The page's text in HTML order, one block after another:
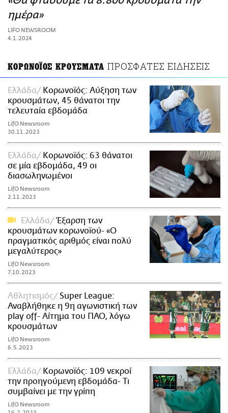
ΑΜΠΑ
PRINT
ημέρα»
LIFO NEWSROOM
4.1.2024
ΚΟΡΩΝΟΪΟΣ ΚΡΟΥΣΜΑΤΑ ΠΡΟΣΦΑΤΕΣ ΕΙΔΗΣΕΙΣ
Ελλάδα
Κορωνοϊός: Αύξηση των
κρουσμάτων, 45 θάνατοι την
τελευταία εβδομάδα
LifO Newsroom
30.11.2023
Ελλάδα
Κορωνοϊός: 63 θάνατοι
σε μία εβδομάδα, 49 οι
διασωληνωμένοι
LifO Newsroom
2.11.2023
Ελλάδα
Έξαρση των
κρουσμάτων κορωνοϊού- «Ο
πραγματικός αριθμός είναι πολύ
μεγαλύτερος»
LifO Newsroom
7.10.2023
Αθλητισμός
Super League:
Αναβλήθηκε η 9η αγωνιστική των
play off- Αίτημα του ΠΑΟ, λόγω
κρουσμάτων
LifO Newsroom
6.5.2023
Ελλάδα
Κορωνοϊός: 109 νεκροί
την προηγούμενη εβδομάδα- Τι
συμβαίνει με την γρίπη
LifO Newsroom